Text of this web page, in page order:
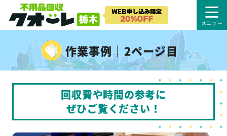
作業事例｜2ページ目
回収費や時間の参考に
ぜひご覧ください！